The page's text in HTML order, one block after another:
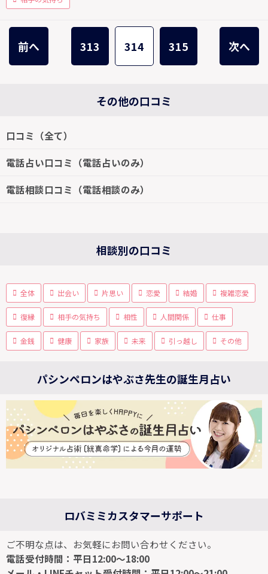
前へ 313 314 315 次へ
その他の口コミ
口コミ（全て）
電話占い口コミ（電話占いのみ）
電話相談口コミ（電話相談のみ）
相談別の口コミ
全体 出会い 片思い 恋愛 結婚 複雑恋愛
復縁 相手の気持ち 相性 人間関係 仕事
金銭 健康 家族 未来 引っ越し その他
パシンペロンはやぶさ先生の誕生月占い
ロバミミカスタマーサポート
ご不明な点は、お気軽にお問い合わせください。
電話受付時間：平日12:00～18:00